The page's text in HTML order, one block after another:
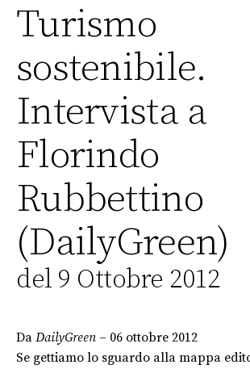
Turismo
sostenibile.
Intervista a
Florindo
Rubbettino
(DailyGreen)
del 9 Ottobre 2012
Da DailyGreen – 06 ottobre 2012
Se gettiamo lo sguardo alla mappa